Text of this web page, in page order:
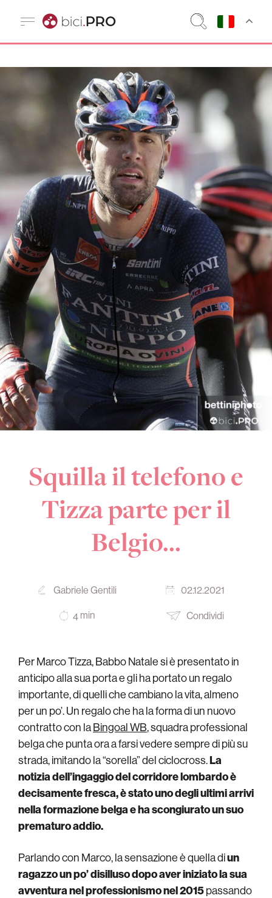
Squilla il telefono e
Tizza parte per il
Belgio…
Gabriele Gentili 02.12.2021
4 min Condividi
Per Marco Tizza, Babbo Natale si è presentato in
anticipo alla sua porta e gli ha portato un regalo
importante, di quelli che cambiano la vita, almeno
per un po’. Un regalo che ha la forma di un nuovo
contratto con laBingoal WB, squadra professional
belga che punta ora a farsi vedere sempre di più su
strada, imitando la “sorella” del ciclocross.La
notizia dell’ingaggio del corridore lombardo è
decisamente fresca, è stato uno degli ultimi arrivi
nella formazione belga e ha scongiurato un suo
prematuro addio.
Parlando con Marco, la sensazione è quella diun
ragazzo un po’ disilluso dopo aver iniziato la sua
avventura nel professionismo nel 2015passando